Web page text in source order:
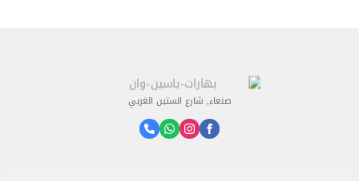
صنعاء, شارع الستين الغربي